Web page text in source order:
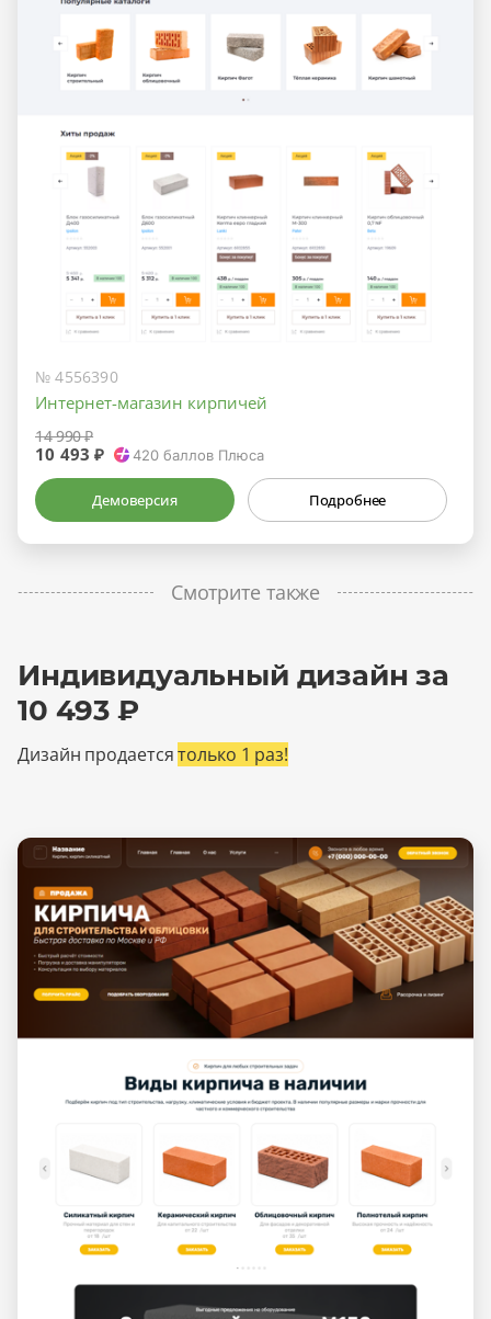
№ 4556390
Интернет-магазин кирпичей
14 990 ₽
10 493 ₽ 420баллов Плюса
Демоверсия Подробнее
Смотрите также
Индивидуальный дизайн за
10 493 ₽
Дизайн продаетсятолько 1 раз!